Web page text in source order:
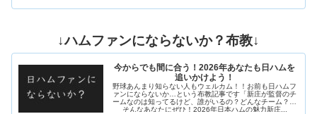
↓ハムファンにならないか？布教↓
今からでも間に合う！2026年あなたも日ハムを
追いかけよう！
野球あんまり知らない人もウェルカム！！お前も日ハムフ
ァンにならないか…という布教記事です「新庄が監督のチ
ームなのは知ってるけど、誰がいるの？どんなチーム？」
そんなあなたにぜひ！2026年日本ハムの魅力新庄...